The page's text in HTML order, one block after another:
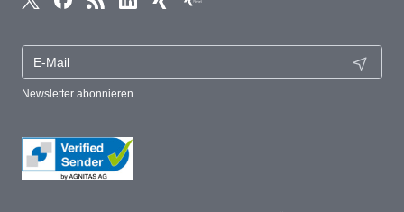
Newsletter abonnieren